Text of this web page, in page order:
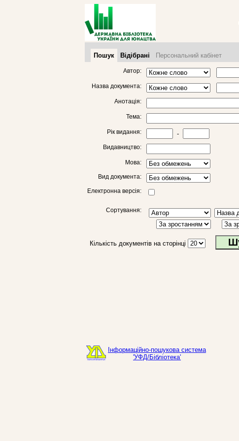
Пошук Відібрані Персональний кабінет
Автор:
Назва документа:
Анотація:
Тема:
Рік видання: -
Видавництво:
Мова:
Вид документа:
Електронна версія:
Сортування:
Кількість документів на сторінці
Інформаційно-пошукова система
'УФД/Бібліотека'